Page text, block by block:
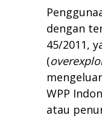
dengan
45/2011,
(overe
WPP
atau